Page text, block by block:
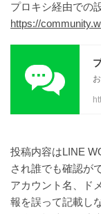
プロキシ経由での
https://
投稿内容はLINE
され誰でも確認が
アカウント名、ド
報を誤って記載し